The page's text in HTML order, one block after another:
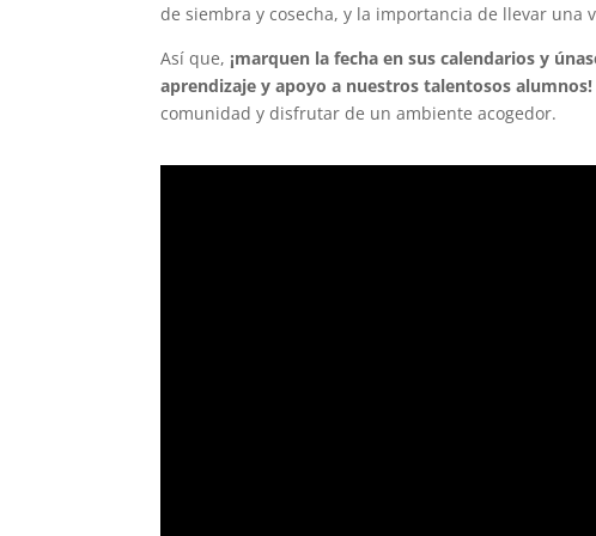
de siembra y cosecha, y la importancia de llevar una
Así que, ¡marquen la fecha en sus calendarios y
aprendizaje y apoyo a nuestros talentosos alumnos!
comunidad y disfrutar de un ambiente acogedor.